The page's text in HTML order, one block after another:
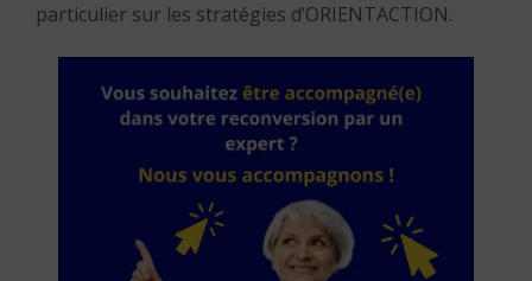
particulier sur les stratégies d’ORIENTACTION.